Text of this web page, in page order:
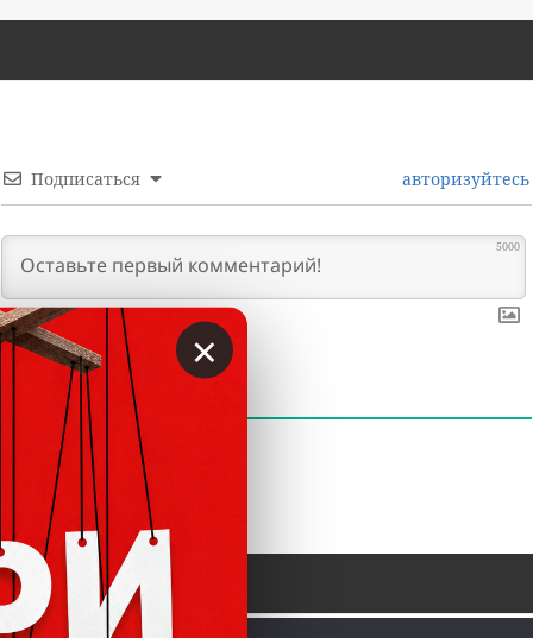
Подписаться авторизуйтесь
5000
КОММЕНТАРИИ
×